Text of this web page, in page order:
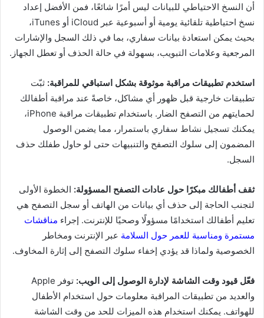
أن النسخ الاحتياطي للبيانات ليس أمرًا شائعًا، فمن الأفضل إعداد
نسخ احتياطية تلقائية يومية أو أسبوعية عبر iCloud أو iTunes،
بحيث يمكن استعادة بيانات سفاري، بما في ذلك السجل والإشارات
المرجعية وعلامات التبويب، بسهولة في حالة الحذف أو تعطل الجهاز.
استخدم تطبيقات مراقبة موثوقة بشكل استباقي للمراقبة: ثبّت
تطبيقات خارجية قبل ظهور أي مشاكل، خاصةً عند مراقبة أطفالك
لحمايتهم من التصفح الضار. باستخدام تطبيقات مراقبة iPhone،
يمكنك تسجيل نشاط سفاري باستمرار، مما يضمن الوصول
المضمون إلى سلوك التصفح والتنبيهات حتى لو حاول طفلك حذف
السجل.
ثقف أطفالك مبكرًا حول عادات التصفح المسؤولة: الخطوة الأولى
لتجنب الحاجة إلى حذف أي بيانات من الهاتف أو سجل التصفح هي
تعليم أطفالك استخدامًا مسؤولًا وصحيًا للإنترنت. إجراء مناقشات
مستمرة ومناسبة للعمر حول السلامة عبر الإنترنت ومخاطر
الخصوصية ولماذا قد يؤدي إخفاء سلوك التصفح إلى إثارة المخاوف.
فعّل قيود وقت الشاشة لإدارة الوصول إلى الويب:
توفر Apple
والعديد من تطبيقات المراقبة معلومات حول استخدام الأطفال
للهواتف. يمكنك استخدام هذه الميزات للحد من وقت الشاشة